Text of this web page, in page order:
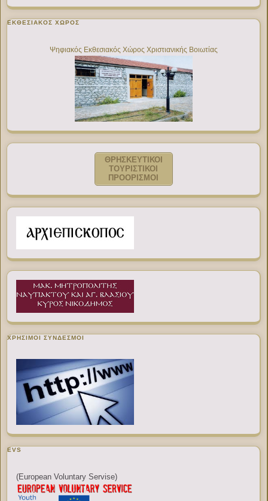
ΕΚΘΕΣΙΑΚΌΣ ΧΏΡΟΣ
Ψηφιακός Εκθεσιακός Χώρος Χριστιανικής Βοιωτίας
ΘΡΗΣΚΕΥΤΙΚΟΙ
ΤΟΥΡΙΣΤΙΚΟΙ
ΠΡΟΟΡΙΣΜΟΙ
ΧΡΉΣΙΜΟΙ ΣΎΝΔΕΣΜΟΙ
EVS
(European Voluntary Servise)